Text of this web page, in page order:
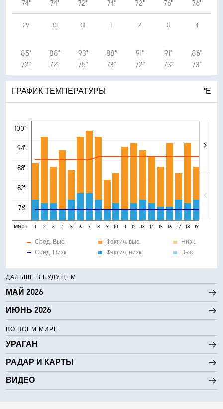
74°
74°
72°
74°
72°
76°
76°
29
85°
72°
30
88°
72°
31
93°
75°
1
88°
73°
2
91°
72°
3
91°
73°
4
86°
73°
ГРАФИК ТЕМПЕРАТУРЫ °Е
100°
94°
88°
82°
76°
март 1 2 3 4 5 6 7 8 9 10 11 12 13 14 15 16 17 18 19
Сред. Выс.
Сред. Низк.
Фактич. выс.
Фактич. низк.
Низк.
Выс.
ДАЛЬШЕ В БУДУЩЕМ
МАЙ 2026
ИЮНЬ 2026
ВО ВСЕМ МИРЕ
УРАГАН
РАДАР И КАРТЫ
ВИДЕО